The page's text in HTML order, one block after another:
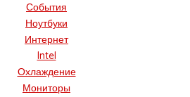
События
Ноутбуки
Интернет
Intel
Охлаждение
Мониторы